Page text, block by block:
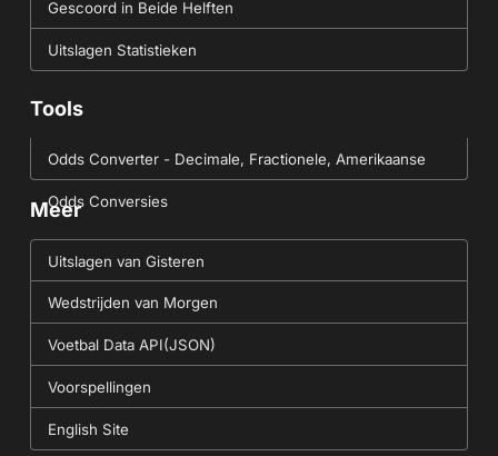
Gescoord in Beide Helften
Uitslagen Statistieken
Tools
Odds Converter - Decimale, Fractionele, Amerikaanse
Odds Conversies
Meer
Uitslagen van Gisteren
Wedstrijden van Morgen
Voetbal Data API(JSON)
Voorspellingen
English Site